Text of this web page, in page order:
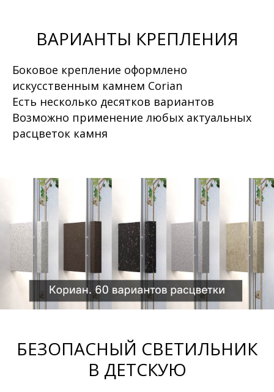
ВАРИАНТЫ КРЕПЛЕНИЯ
Боковое крепление оформлено
искусственным камнем Corian
Есть несколько десятков вариантов
Возможно применение любых актуальных
расцветок камня
БЕЗОПАСНЫЙ СВЕТИЛЬНИК
В ДЕТСКУЮ